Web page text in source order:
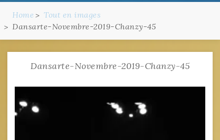
Home
Tout en images
Dansarte-Novembre-2019-Chanzy-45
Dansarte-Novembre-2019-Chanzy-45